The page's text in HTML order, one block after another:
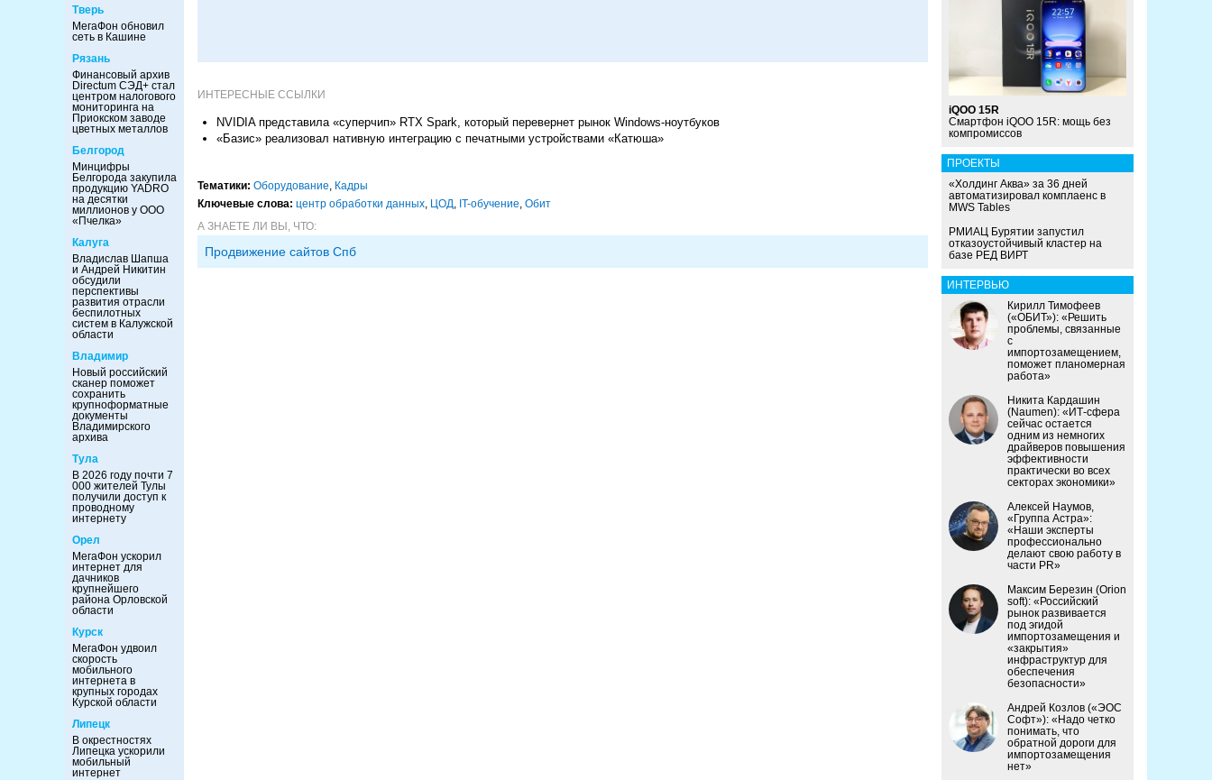
Тверь
МегаФон обновил
сеть в Кашине
Рязань
Финансовый архив
Directum СЭД+ стал
центром налогового
мониторинга на
Приокском заводе
цветных металлов
Белгород
Минцифры
Белгорода закупила
продукцию YADRO
на десятки
миллионов у ООО
«Пчелка»
Калуга
Владислав Шапша
и Андрей Никитин
обсудили
перспективы
развития отрасли
беспилотных
систем в Калужской
области
Владимир
Новый российский
сканер поможет
сохранить
крупноформатные
документы
Владимирского
архива
Тула
В 2026 году почти 7
000 жителей Тулы
получили доступ к
проводному
интернету
Орел
МегаФон ускорил
интернет для
дачников
крупнейшего
района Орловской
области
Курск
МегаФон удвоил
скорость
мобильного
интернета в
крупных городах
Курской области
Липецк
В окрестностях
Липецка ускорили
мобильный
интернет
ИНТЕРЕСНЫЕ ССЫЛКИ
NVIDIA представила «суперчип» RTX Spark, который перевернет рынок Windows-ноутбуков
«Базис» реализовал нативную интеграцию с печатными устройствами «Катюша»
Тематики: Оборудование, Кадры
Ключевые слова: центр обработки данных, ЦОД, IT-обучение, Обит
А ЗНАЕТЕ ЛИ ВЫ, ЧТО:
Продвижение сайтов Спб
iQOO 15R
Смартфон iQOO 15R: мощь без
компромиссов
ПРОЕКТЫ
«Холдинг Аква» за 36 дней
автоматизировал комплаенс в
MWS Tables
РМИАЦ Бурятии запустил
отказоустойчивый кластер на
базе РЕД ВИРТ
ИНТЕРВЬЮ
Кирилл Тимофеев
(«ОБИТ»): «Решить
проблемы, связанные
с
импортозамещением,
поможет планомерная
работа»
Никита Кардашин
(Naumen): «ИТ-сфера
сейчас остается
одним из немногих
драйверов повышения
эффективности
практически во всех
секторах экономики»
Алексей Наумов,
«Группа Астра»:
«Наши эксперты
профессионально
делают свою работу в
части PR»
Максим Березин (Orion
soft): «Российский
рынок развивается
под эгидой
импортозамещения и
«закрытия»
инфраструктур для
обеспечения
безопасности»
Андрей Козлов («ЭОС
Софт»): «Надо четко
понимать, что
обратной дороги для
импортозамещения
нет»